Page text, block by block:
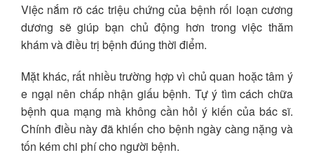
Việc nắm rõ các triệu chứng của bệnh rối loạn cương
dương sẽ giúp bạn chủ động hơn trong việc thăm
khám và điều trị bệnh đúng thời điểm.
Mặt khác, rất nhiều trường hợp vì chủ quan hoặc tâm ý
e ngại nên chấp nhận giấu bệnh. Tự ý tìm cách chữa
bệnh qua mạng mà không cần hỏi ý kiến của bác sĩ.
Chính điều này đã khiến cho bệnh ngày càng nặng và
tốn kém chi phí cho người bệnh.